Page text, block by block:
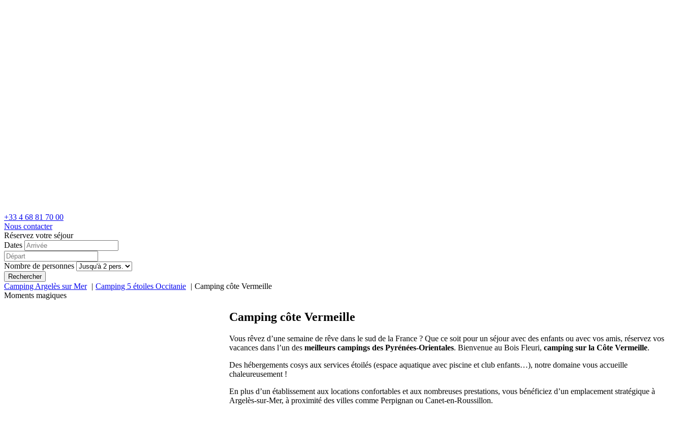
+33 4 68 81 70 00
Nous contacter
Réservez votre séjour
Dates
Nombre de personnes
Rechercher
Camping Argelès sur Mer Camping 5 étoiles Occitanie
Camping côte Vermeille
Moments magiques
Camping côte Vermeille
Vous rêvez d’une semaine de rêve dans le sud de la France ? Que ce soit pour un séjour avec des enfants ou avec vos amis, réservez vos
vacances dans l’un des meilleurs campings des Pyrénées-Orientales. Bienvenue au Bois Fleuri, camping sur la Côte Vermeille.
Des hébergements cosys aux services étoilés (espace aquatique avec piscine et club enfants…), notre domaine vous accueille
chaleureusement !
En plus d’un établissement aux locations confortables et aux nombreuses prestations, vous bénéficiez d’un emplacement stratégique à
Argelès-sur-Mer, à proximité des villes comme Perpignan ou Canet-en-Roussillon.